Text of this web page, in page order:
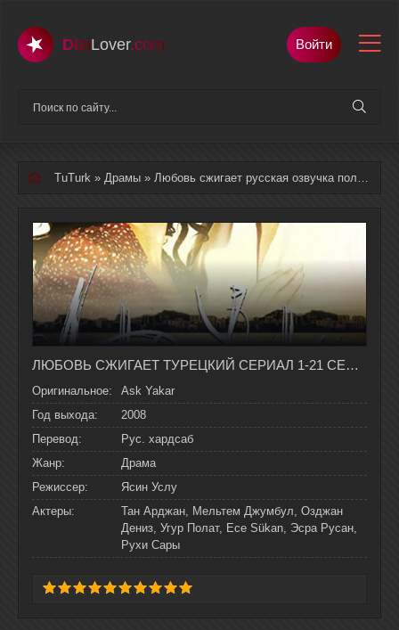
DiziLover.com Войти
TuTurk » Драмы » Любовь сжигает русская озвучка полностью смотреть онлайн
ЛЮБОВЬ СЖИГАЕТ ТУРЕЦКИЙ СЕРИАЛ 1-21 СЕРИЯ, 1 СЕЗОНА НА РУССКОМ ЯЗЫКЕ
Оригинальное:
Ask Yakar
Год выхода:
2008
Перевод:
Рус. хардсаб
Жанр:
Драма
Режиссер:
Ясин Услу
Актеры:
Тан Арджан, Мельтем Джумбул, Озджан
Дениз, Угур Полат, Ece Sükan, Эсра Русан,
Рухи Сары